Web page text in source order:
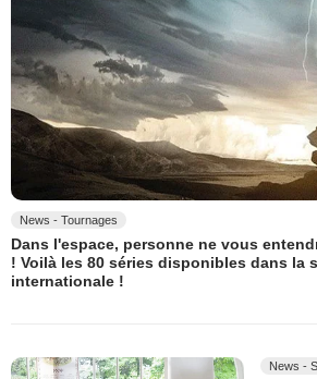
News - Tournages
Dans l'espace, personne ne vous
! Voilà les 80 séries disponibles dans la
internationale !
News -